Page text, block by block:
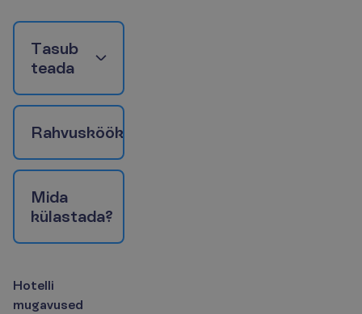
Tasub
teada
Rahvusköök
Mida
külastada?
Hotelli
mugavused